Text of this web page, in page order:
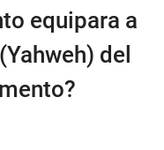
equipara a
del